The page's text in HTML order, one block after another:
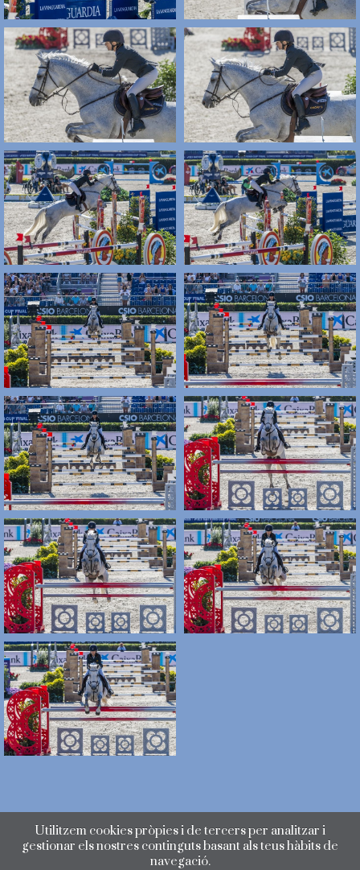
Utilitzem cookies pròpies i de tercers per analitzar i
gestionar els nostres continguts basant als teus hàbits de
navegació.